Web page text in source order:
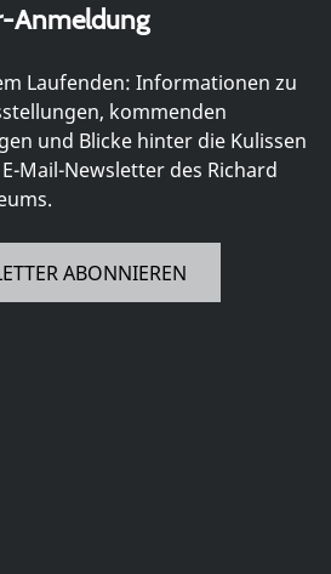
Anmeldung
Laufenden: Informationen zu
kommenden
und Blicke hinter die Kulissen
Mail-Newsletter des Richard
ABONNIEREN